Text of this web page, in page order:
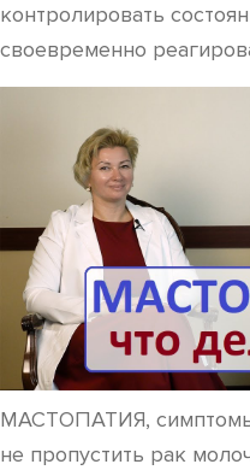
контролировать
своевременно
МАСТОПАТИЯ,
не пропустить рак